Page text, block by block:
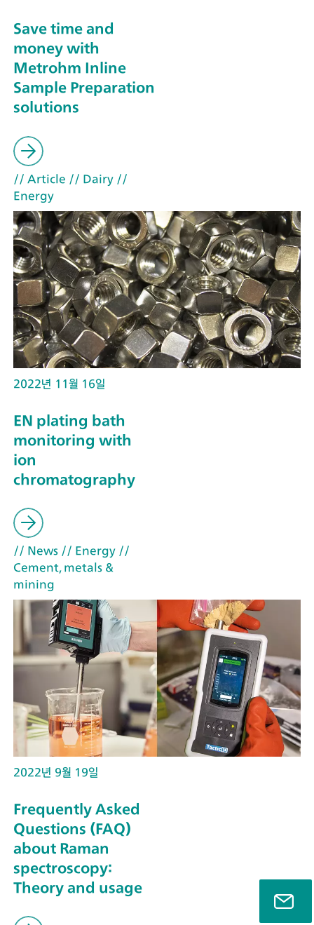
Save time and
money with
Metrohm Inline
Sample Preparation
solutions
// Article // Dairy //
Energy
2022년 11월 16일
EN plating bath
monitoring with
ion
chromatography
// News // Energy //
Cement, metals &
mining
2022년 9월 19일
Frequently Asked
Questions (FAQ)
about Raman
spectroscopy:
Theory and usage